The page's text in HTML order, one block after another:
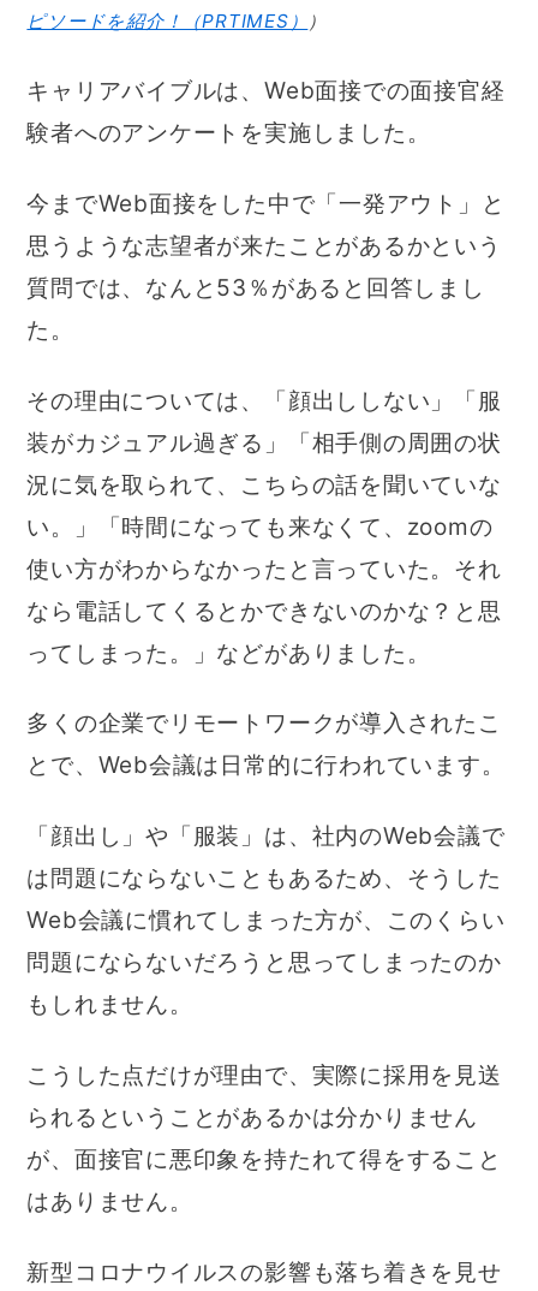
ピソードを紹介！（PRTIMES） ）
キャリアバイブルは、Web面接での面接官経
験者へのアンケートを実施しました。
今までWeb面接をした中で「一発アウト」と
思うような志望者が来たことがあるかという
質問では、なんと53％があると回答しまし
た。
その理由については、「顔出ししない」「服
装がカジュアル過ぎる」「相手側の周囲の状
況に気を取られて、こちらの話を聞いていな
い。」「時間になっても来なくて、zoomの
使い方がわからなかったと言っていた。それ
なら電話してくるとかできないのかな？と思
ってしまった。」などがありました。
多くの企業でリモートワークが導入されたこ
とで、Web会議は日常的に行われています。
「顔出し」や「服装」は、社内のWeb会議で
は問題にならないこともあるため、そうした
Web会議に慣れてしまった方が、このくらい
問題にならないだろうと思ってしまったのか
もしれません。
こうした点だけが理由で、実際に採用を見送
られるということがあるかは分かりません
が、面接官に悪印象を持たれて得をすること
はありません。
新型コロナウイルスの影響も落ち着きを見せ